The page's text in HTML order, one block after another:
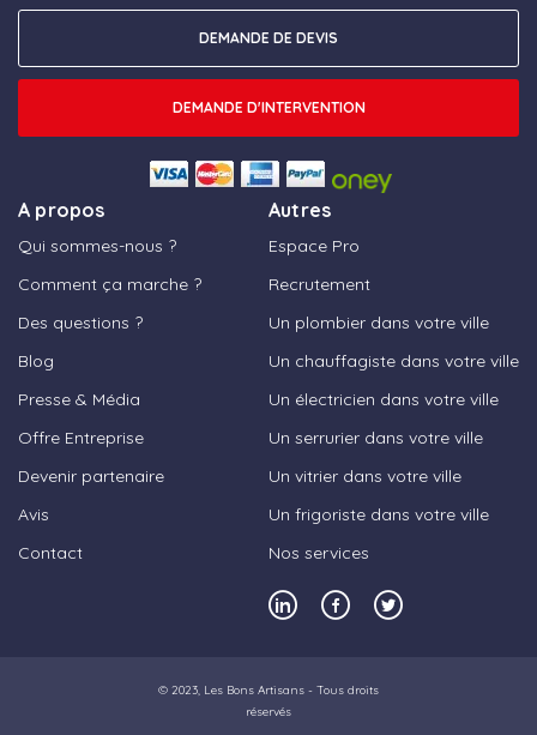
A propos
Qui sommes-nous ?
Comment ça marche ?
Des questions ?
Blog
Presse & Média
Offre Entreprise
Devenir partenaire
Avis
Contact
Autres
Espace Pro
Recrutement
Un plombier dans votre ville
Un chauffagiste dans votre ville
Un électricien dans votre ville
Un serrurier dans votre ville
Un vitrier dans votre ville
Un frigoriste dans votre ville
Nos services
DEMANDE DE DEVIS
DEMANDE D'INTERVENTION
© 2023, Les Bons Artisans - Tous droits
réservés